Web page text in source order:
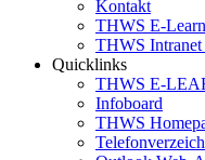
Kontakt
THWS E-
THWS Intranet
Quicklinks
THWS E-
Infoboard
THWS